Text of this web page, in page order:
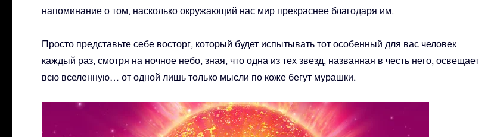
напоминание о том, насколько окружающий нас мир прекраснее благодаря им.
Просто представьте себе восторг, который будет испытывать тот особенный для вас человек
каждый раз, смотря на ночное небо, зная, что одна из тех звезд, названная в честь него, освещает
всю вселенную… от одной лишь только мысли по коже бегут мурашки.